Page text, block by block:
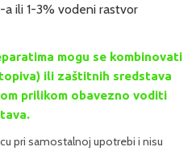
ili 1-3% vodeni rastvor
mogu se kombinovati
ili zaštitnih sredstava
prilikom obavezno voditi
pri samostalnoj upotrebi i nisu